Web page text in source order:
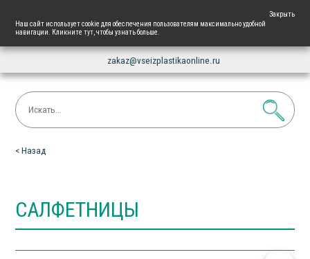
Закрыть
Наш сайт использует cookie для обеспечения пользователям максимально удобной
навигации. Кликнитетут, чтобы узнать больше.
zakaz@vseizplastikaonline.ru
< Назад
САЛФЕТНИЦЫ